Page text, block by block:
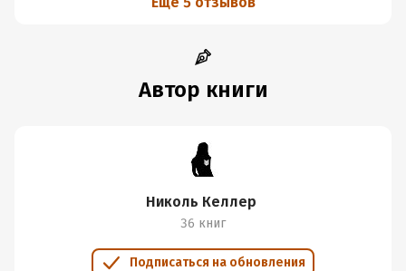
Автор книги
Николь Келлер
36 книг
Подписаться на обновления